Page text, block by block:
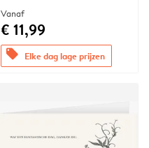
Vanaf
€ 11,99
offers Elke dag lage prijzen